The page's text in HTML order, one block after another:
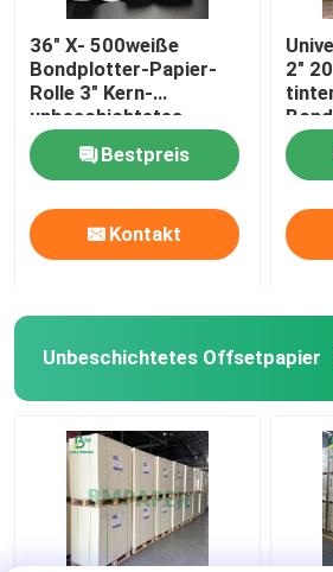
Nahrungsmittelpackpapier
Wellpappen-Blätter
Klebendes Aufkleber-Papier
MG-Kraftpapier
Bristol-Papierkarton
36" X- 500weiße
Bondplotter-Papier-
Rolle 3" Kern-
unbeschichtetes
glattes
Bestpreis
Kontakt
2"
Unbeschichtetes Offsetpapier